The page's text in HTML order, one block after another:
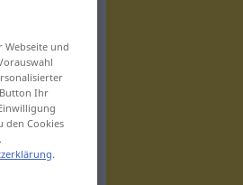
und
Ihr
den Cookies
.